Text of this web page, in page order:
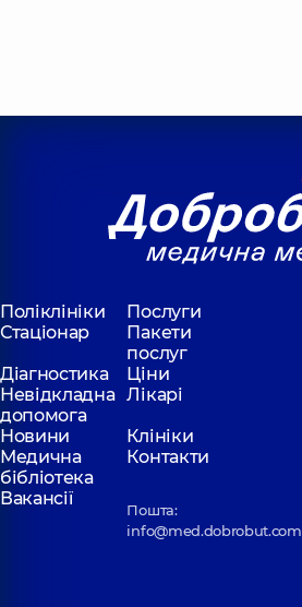
Поліклініки
Послуги
Стаціонар
Пакети
послуг
Діагностика
Ціни
Невідкладна
допомога
Лікарі
Новини
Клініки
Медична
бібліотека
Контакти
Вакансії
Пошта:
info@med.dobrobut.com